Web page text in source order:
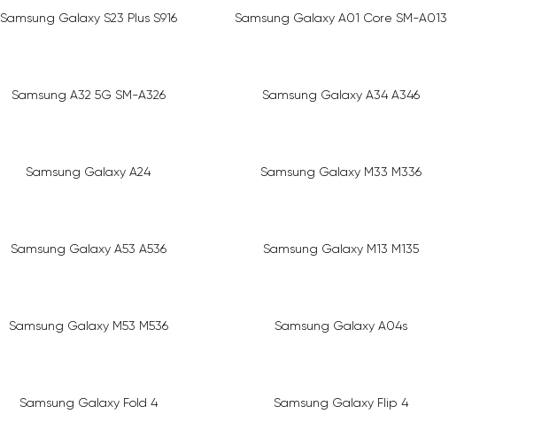
Samsung Galaxy S23 Plus S916 Samsung Galaxy A01 Core SM-A013
Samsung A32 5G SM-A326 Samsung Galaxy A34 A346
Samsung Galaxy A24 Samsung Galaxy M33 M336
Samsung Galaxy A53 A536 Samsung Galaxy M13 M135
Samsung Galaxy M53 M536 Samsung Galaxy A04s
Samsung Galaxy Fold 4 Samsung Galaxy Flip 4